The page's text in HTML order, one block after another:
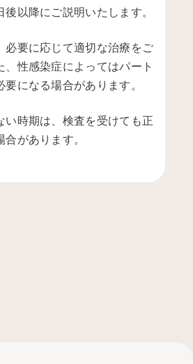
以降にご説明いたします。
必要に応じて適切な治療をご
性感染症によってはパート
になる場合があります。
時期は、検査を受けても正
があります。